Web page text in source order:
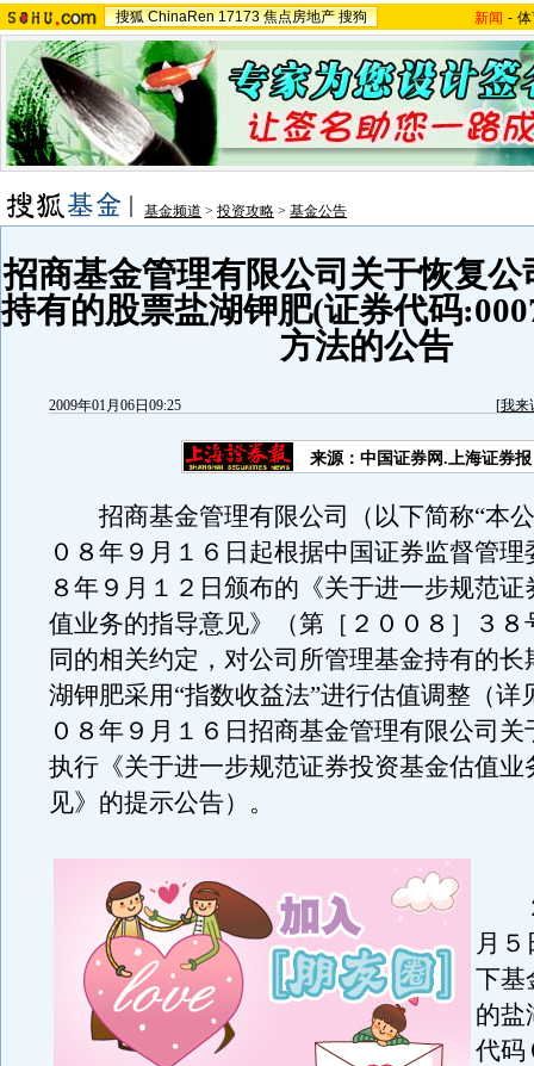
搜狐 ChinaRen 17173 焦点房地产 搜狗 新闻 -
基金频道 > 投资攻略 > 基金公告
招商基金管理有限公司关于恢复公
持有的股票盐湖钾肥(证券代码
方法的公告
2009年01月06日09:25 [我来
来源：中国证券网.上海证券报
招商基金管理有限公司（以下简称“本公
０８年９月１６日起根据中国证券监督管
８年９月１２日颁布的《关于进一步规范
值业务的指导意见》（第［２００８］３８
同的相关约定，对公司所管理基金持有的长
湖钾肥采用“指数收益法”进行估值调整（详
０８年９月１６日招商基金管理有限公司
执行《关于进一步规范证券投资基金估值业
见》的提示公告）。
２
月
下基
的盐
代码